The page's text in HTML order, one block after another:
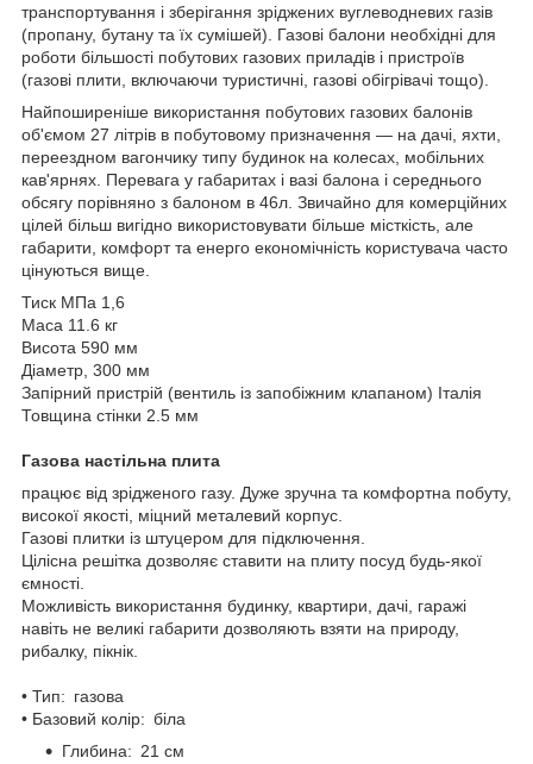
транспортування і зберігання зріджених вуглеводневих газів
(пропану, бутану та їх сумішей). Газові балони необхідні для
роботи більшості побутових газових приладів і пристроїв
(газові плити, включаючи туристичні, газові обігрівачі тощо).
Найпоширеніше використання побутових газових балонів
об'ємом 27 літрів в побутовому призначення ― на дачі, яхти,
переездном вагончику типу будинок на колесах, мобільних
кав'ярнях. Перевага у габаритах і вазі балона і середнього
обсягу порівняно з балоном в 46л. Звичайно для комерційних
цілей більш вигідно використовувати більше місткість, але
габарити, комфорт та енерго економічність користувача часто
цінуються вище.
Тиск МПа 1,6
Маса 11.6 кг
Висота 590 мм
Діаметр, 300 мм
Запірний пристрій (вентиль із запобіжним клапаном) Італія
Товщина стінки 2.5 мм
Газова настільна плита
працює від зрідженого газу. Дуже зручна та комфортна побуту,
високої якості, міцний металевий корпус.
Газові плитки із штуцером для підключення.
Цілісна решітка дозволяє ставити на плиту посуд будь-якої
ємності.
Можливість використання будинку, квартири, дачі, гаражі
навіть не великі габарити дозволяють взяти на природу,
рибалку, пікнік.
• Тип: газова
• Базовий колір: біла
Глибина: 21 см